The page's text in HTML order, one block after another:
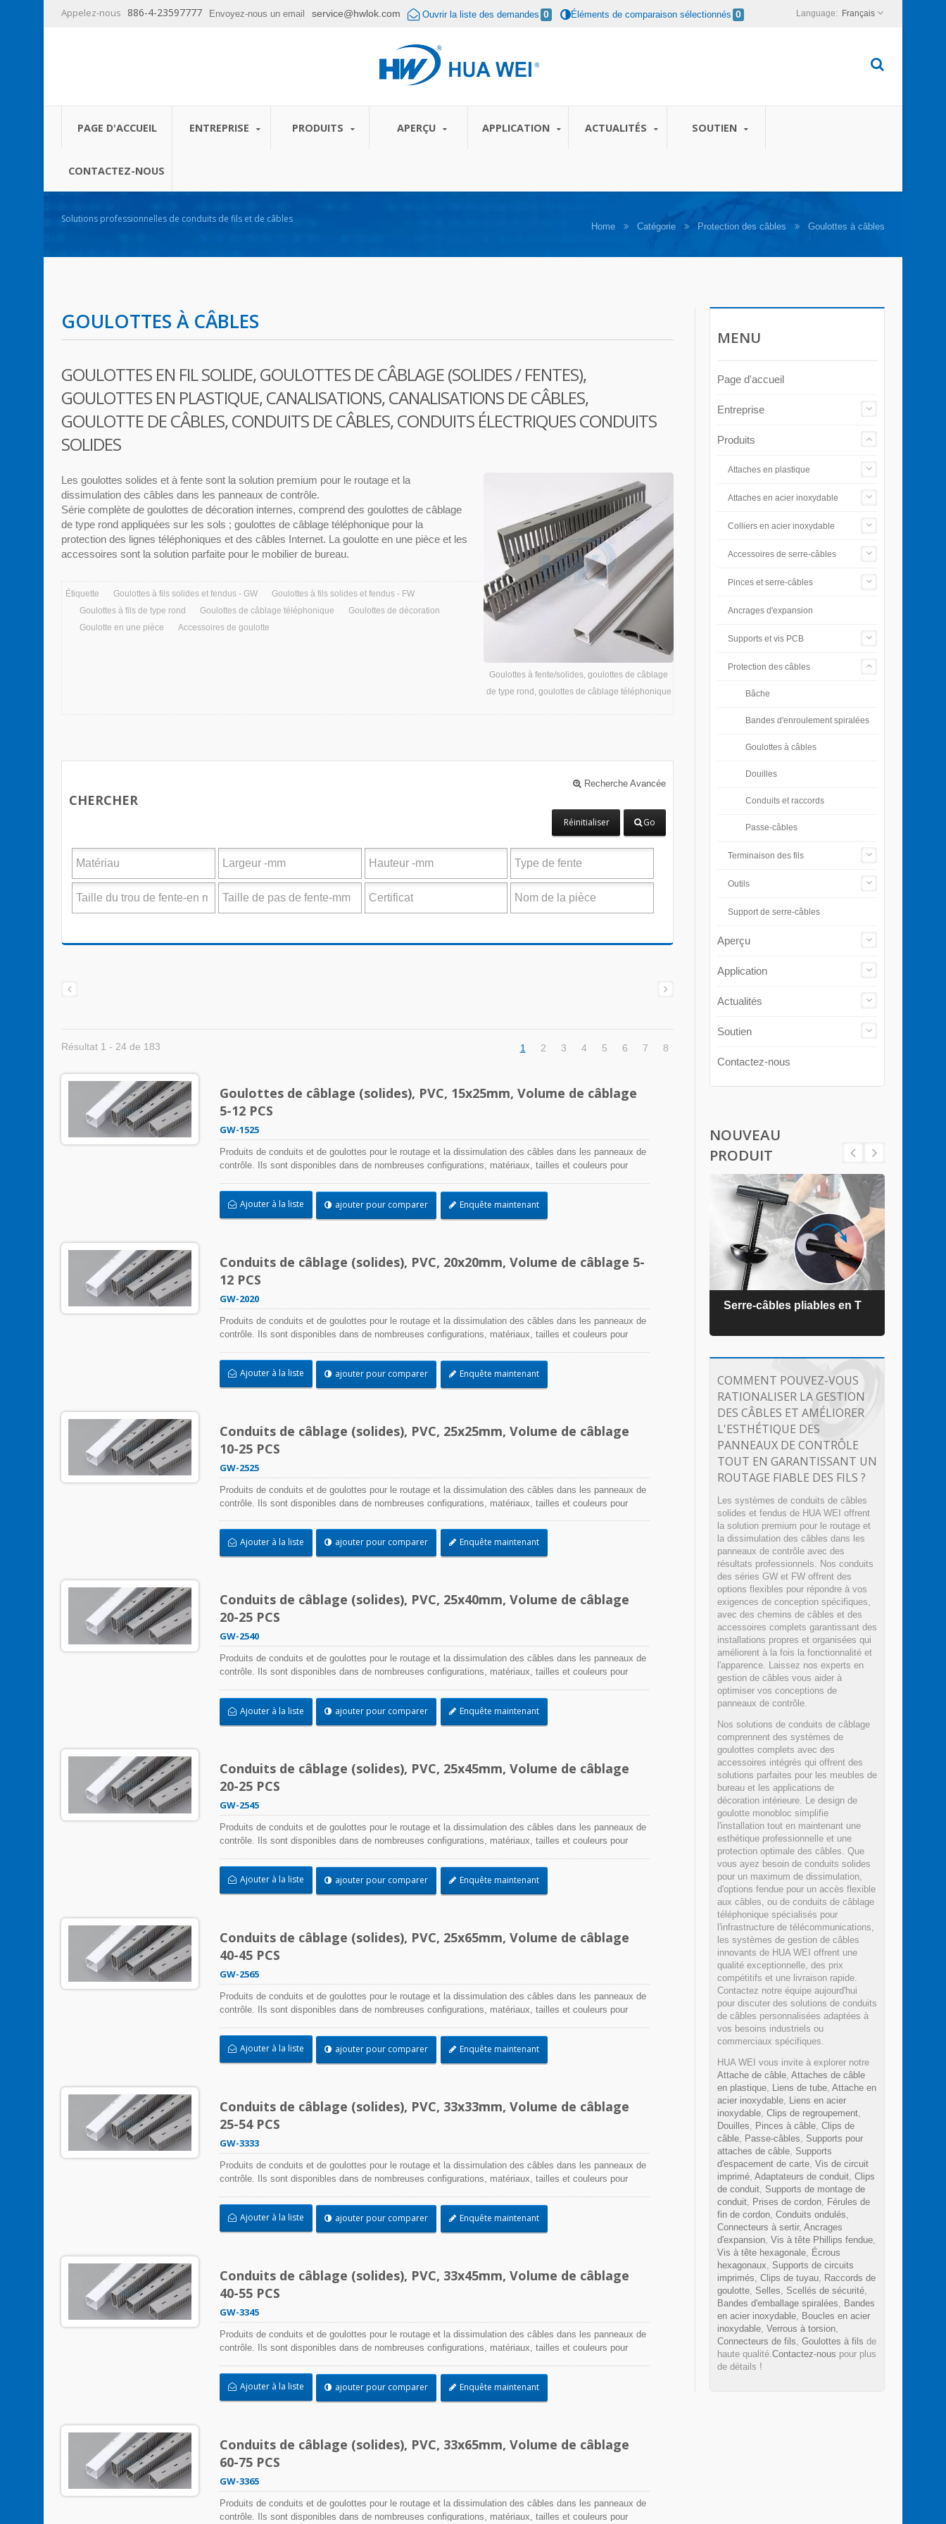
Appelez-nous 886-4-23597777 Envoyez-nous un email service@hwlok.com Ouvrir la liste des demandes 0 Éléments de comparaison sélectionnés 0 Français
PAGE D'ACCUEIL ENTREPRISE PRODUITS APERÇU APPLICATION ACTUALITÉS SOUTIEN
CONTACTEZ-NOUS
Solutions professionnelles de conduits de fils et de câbles
Home Catégorie Protection des câbles Goulottes à câbles
GOULOTTES À CÂBLES
GOULOTTES EN FIL SOLIDE, GOULOTTES DE CÂBLAGE (SOLIDES / FENTES),
GOULOTTES EN PLASTIQUE, CANALISATIONS, CANALISATIONS DE CÂBLES,
GOULOTTE DE CÂBLES, CONDUITS DE CÂBLES, CONDUITS ÉLECTRIQUES CONDUITS
SOLIDES
Goulottes à fente/solides, goulottes de câblage
de type rond, goulottes de câblage téléphonique
Les goulottes solides et à fente sont la solution premium pour le routage et la
dissimulation des câbles dans les panneaux de contrôle.
Série complète de goulottes de décoration internes, comprend des goulottes de câblage
de type rond appliquées sur les sols ; goulottes de câblage téléphonique pour la
protection des lignes téléphoniques et des câbles Internet. La goulotte en une pièce et les
accessoires sont la solution parfaite pour le mobilier de bureau.
Étiquette Goulottes à fils solides et fendus - GW
Goulottes à fils solides et fendus - FW
Goulottes à fils de type rond
Goulottes de câblage téléphonique
Goulottes de décoration
Goulotte en une pièce
Accessoires de goulotte
Recherche Avancée
CHERCHER
Go
Réinitialiser
Résultat 1 - 24 de 183 1 2 3 4 5 6 7 8
Goulottes de câblage (solides), PVC, 15x25mm, Volume de câblage
5-12 PCS
GW-1525
Produits de conduits et de goulottes pour le routage et la dissimulation des câbles dans les panneaux de
contrôle. Ils sont disponibles dans de nombreuses configurations, matériaux, tailles et couleurs pour
installation facile.
Ajouter à la liste ajouter pour comparer Enquête maintenant
Conduits de câblage (solides), PVC, 20x20mm, Volume de câblage 5-
12 PCS
GW-2020
Produits de conduits et de goulottes pour le routage et la dissimulation des câbles dans les panneaux de
contrôle. Ils sont disponibles dans de nombreuses configurations, matériaux, tailles et couleurs pour
installation facile.
Ajouter à la liste ajouter pour comparer Enquête maintenant
Conduits de câblage (solides), PVC, 25x25mm, Volume de câblage
10-25 PCS
GW-2525
Produits de conduits et de goulottes pour le routage et la dissimulation des câbles dans les panneaux de
contrôle. Ils sont disponibles dans de nombreuses configurations, matériaux, tailles et couleurs pour
installation facile.
Ajouter à la liste ajouter pour comparer Enquête maintenant
Conduits de câblage (solides), PVC, 25x40mm, Volume de câblage
20-25 PCS
GW-2540
Produits de conduits et de goulottes pour le routage et la dissimulation des câbles dans les panneaux de
contrôle. Ils sont disponibles dans de nombreuses configurations, matériaux, tailles et couleurs pour
installation facile.
Ajouter à la liste ajouter pour comparer Enquête maintenant
Conduits de câblage (solides), PVC, 25x45mm, Volume de câblage
20-25 PCS
GW-2545
Produits de conduits et de goulottes pour le routage et la dissimulation des câbles dans les panneaux de
contrôle. Ils sont disponibles dans de nombreuses configurations, matériaux, tailles et couleurs pour
installation facile.
Ajouter à la liste ajouter pour comparer Enquête maintenant
Conduits de câblage (solides), PVC, 25x65mm, Volume de câblage
40-45 PCS
GW-2565
Produits de conduits et de goulottes pour le routage et la dissimulation des câbles dans les panneaux de
contrôle. Ils sont disponibles dans de nombreuses configurations, matériaux, tailles et couleurs pour
installation facile.
Ajouter à la liste ajouter pour comparer Enquête maintenant
Conduits de câblage (solides), PVC, 33x33mm, Volume de câblage
25-54 PCS
GW-3333
Produits de conduits et de goulottes pour le routage et la dissimulation des câbles dans les panneaux de
contrôle. Ils sont disponibles dans de nombreuses configurations, matériaux, tailles et couleurs pour
installation facile.
Ajouter à la liste ajouter pour comparer Enquête maintenant
Conduits de câblage (solides), PVC, 33x45mm, Volume de câblage
40-55 PCS
GW-3345
Produits de conduits et de goulottes pour le routage et la dissimulation des câbles dans les panneaux de
contrôle. Ils sont disponibles dans de nombreuses configurations, matériaux, tailles et couleurs pour
installation facile.
Ajouter à la liste ajouter pour comparer Enquête maintenant
Conduits de câblage (solides), PVC, 33x65mm, Volume de câblage
60-75 PCS
GW-3365
Produits de conduits et de goulottes pour le routage et la dissimulation des câbles dans les panneaux de
contrôle. Ils sont disponibles dans de nombreuses configurations, matériaux, tailles et couleurs pour
MENU
Page d'accueil
Entreprise
Produits
Attaches en plastique
Attaches en acier inoxydable
Colliers en acier inoxydable
Accessoires de serre-câbles
Pinces et serre-câbles
Ancrages d'expansion
Supports et vis PCB
Protection des câbles
Bâche
Bandes d'enroulement spiralées
Goulottes à câbles
Douilles
Conduits et raccords
Passe-câbles
Terminaison des fils
Outils
Support de serre-câbles
Aperçu
Application
Actualités
Soutien
Contactez-nous
NOUVEAU
PRODUIT
Serre-câbles pliables en T
COMMENT POUVEZ-VOUS
RATIONALISER LA GESTION
DES CÂBLES ET AMÉLIORER
L'ESTHÉTIQUE DES
PANNEAUX DE CONTRÔLE
TOUT EN GARANTISSANT UN
ROUTAGE FIABLE DES FILS ?
Les systèmes de conduits de câbles
solides et fendus de HUA WEI offrent
la solution premium pour le routage et
la dissimulation des câbles dans les
panneaux de contrôle avec des
résultats professionnels. Nos conduits
des séries GW et FW offrent des
options flexibles pour répondre à vos
exigences de conception spécifiques,
avec des chemins de câbles et des
accessoires complets garantissant des
installations propres et organisées qui
améliorent à la fois la fonctionnalité et
l'apparence. Laissez nos experts en
gestion de câbles vous aider à
optimiser vos conceptions de
panneaux de contrôle.
Nos solutions de conduits de câblage
comprennent des systèmes de
goulottes complets avec des
accessoires intégrés qui offrent des
solutions parfaites pour les meubles de
bureau et les applications de
décoration intérieure. Le design de
goulotte monobloc simplifie
l'installation tout en maintenant une
esthétique professionnelle et une
protection optimale des câbles. Que
vous ayez besoin de conduits solides
pour un maximum de dissimulation,
d'options fendue pour un accès flexible
aux câbles, ou de conduits de câblage
téléphonique spécialisés pour
l'infrastructure de télécommunications,
les systèmes de gestion de câbles
innovants de HUA WEI offrent une
qualité exceptionnelle, des prix
compétitifs et une livraison rapide.
Contactez notre équipe aujourd'hui
pour discuter des solutions de conduits
de câbles personnalisées adaptées à
vos besoins industriels ou
commerciaux spécifiques.
HUA WEI vous invite à explorer notre
Attache de câble, Attaches de câble
en plastique, Liens de tube, Attache en
acier inoxydable, Liens en acier
inoxydable, Clips de regroupement,
Douilles, Pinces à câble, Clips de
câble, Passe-câbles, Supports pour
attaches de câble, Supports
d'espacement de carte, Vis de circuit
imprimé, Adaptateurs de conduit, Clips
de conduit, Supports de montage de
conduit, Prises de cordon, Férules de
fin de cordon, Conduits ondulés,
Connecteurs à sertir, Ancrages
d'expansion, Vis à tête Phillips fendue,
Vis à tête hexagonale, Écrous
hexagonaux, Supports de circuits
imprimés, Clips de tuyau, Raccords de
goulotte, Selles, Scellés de sécurité,
Bandes d'emballage spiralées, Bandes
en acier inoxydable, Boucles en acier
inoxydable, Verrous à torsion,
Connecteurs de fils, Goulottes à fils de
haute qualité.Contactez-nous pour plus
de détails !